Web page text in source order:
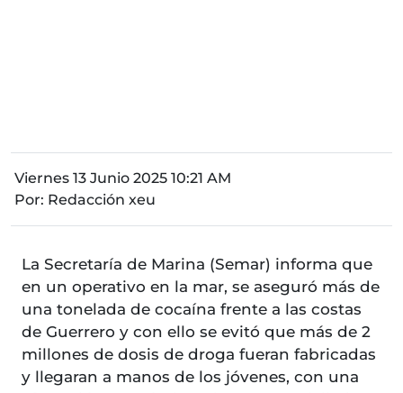
Viernes 13 Junio 2025 10:21 AM
Por: Redacción xeu
La Secretaría de Marina (Semar) informa que
en un operativo en la mar, se aseguró más de
una tonelada de cocaína frente a las costas
de Guerrero y con ello se evitó que más de 2
millones de dosis de droga fueran fabricadas
y llegaran a manos de los jóvenes, con una